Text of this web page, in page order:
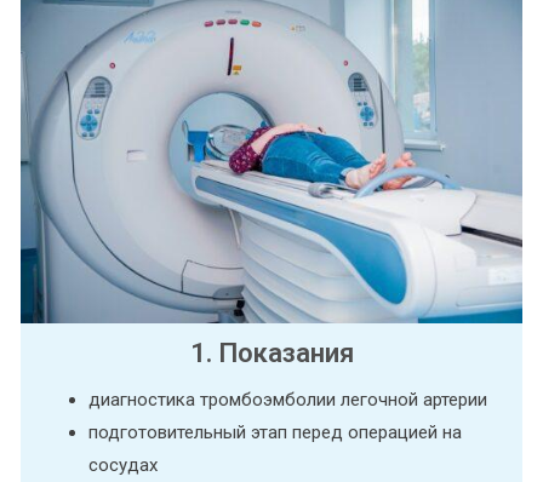
1. Показания
диагностика тромбоэмболии легочной артерии
подготовительный этап перед операцией на
сосудах